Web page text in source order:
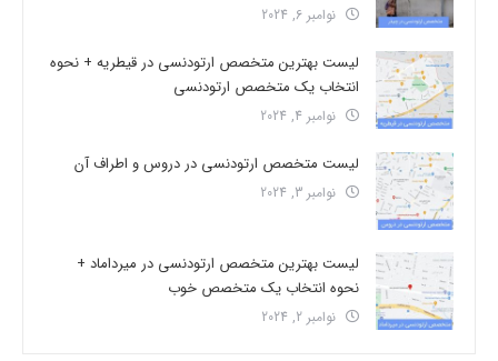
نوامبر 6, 2024
لیست بهترین متخصص ارتودنسی در قیطریه + نحوه
انتخاب یک متخصص ارتودنسی
نوامبر 4, 2024
لیست متخصص ارتودنسی در دروس و اطراف آن
نوامبر 3, 2024
لیست بهترین متخصص ارتودنسی در میرداماد +
نحوه انتخاب یک متخصص خوب
نوامبر 2, 2024